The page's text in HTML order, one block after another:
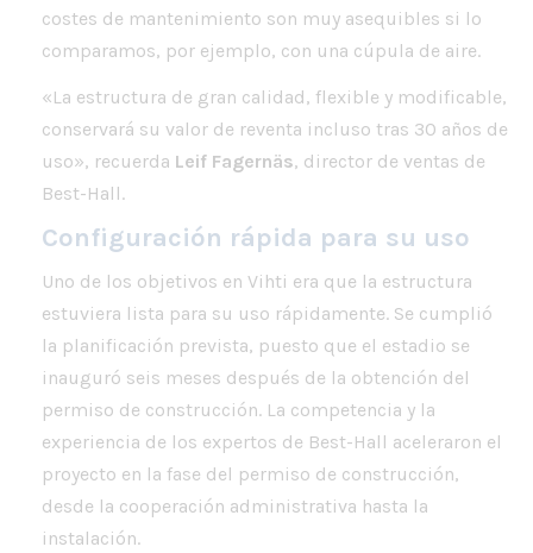
costes de mantenimiento son muy asequibles si lo
comparamos, por ejemplo, con una cúpula de aire.
«La estructura de gran calidad, flexible y modificable,
conservará su valor de reventa incluso tras 30 años de
uso», recuerda Leif Fagernäs, director de ventas de
Best-Hall.
Configuración rápida para su uso
Uno de los objetivos en Vihti era que la estructura
estuviera lista para su uso rápidamente. Se cumplió
la planificación prevista, puesto que el estadio se
inauguró seis meses después de la obtención del
permiso de construcción. La competencia y la
experiencia de los expertos de Best-Hall aceleraron el
proyecto en la fase del permiso de construcción,
desde la cooperación administrativa hasta la
instalación.